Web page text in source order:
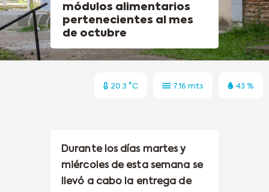
módulos alimentarios
pertenecientes al mes
de octubre
20.3 °C 7.16 mts 43 %
Durante los días martes y
miércoles de esta semana se
llevó a cabo la entrega de